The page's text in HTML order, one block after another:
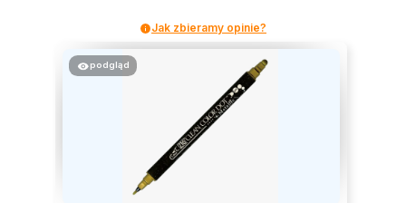
Jak zbieramy opinie?
podgląd